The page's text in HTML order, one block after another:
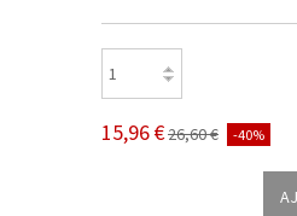
15,96 €26,60 € -40%